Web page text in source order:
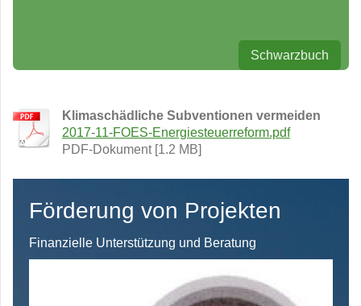
Schwarzbuch
Klimaschädliche Subventionen vermeiden
2017-11-FOES-Energiesteuerreform.pdf
PDF-Dokument [1.2 MB]
Förderung von Projekten
Finanzielle Unterstützung und Beratung